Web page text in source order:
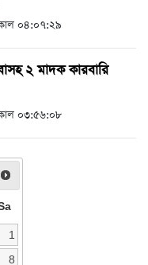
০৪:০৭:২৯
২ মাদক কারবারি
০৩:৫৬:০৮
1
8